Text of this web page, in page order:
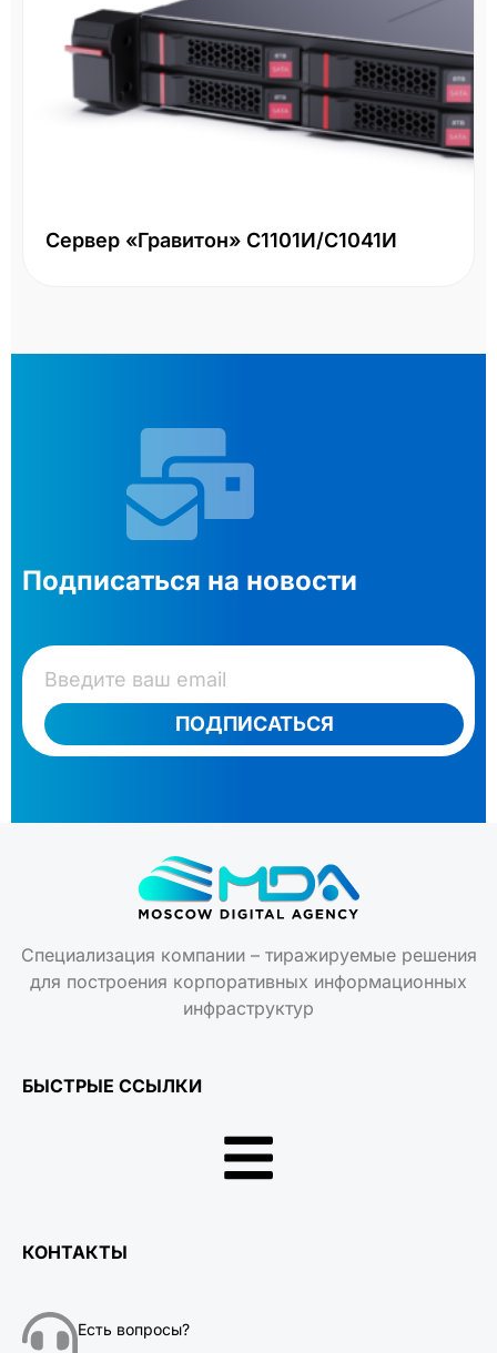
Сервер «Гравитон» С1101И/С1041И
Подписаться на новости
ПОДПИСАТЬСЯ
Специализация компании – тиражируемые решения
для построения корпоративных информационных
инфраструктур
БЫСТРЫЕ ССЫЛКИ
КОНТАКТЫ
Есть вопросы?